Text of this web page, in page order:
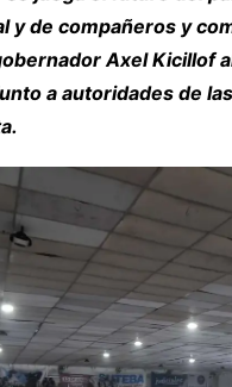
y de compañeros y
Axel Kicillof
a autoridades de